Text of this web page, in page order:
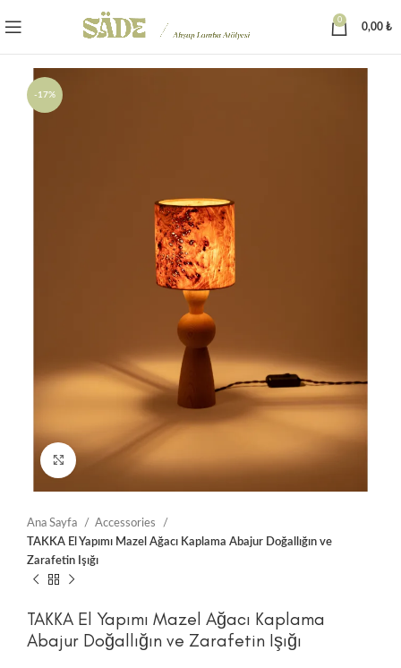
0
0,00 ₺
-17%
Ana Sayfa
Accessories
TAKKA El Yapımı Mazel Ağacı Kaplama Abajur Doğallığın ve
Zarafetin Işığı
TAKKA El Yapımı Mazel Ağacı Kaplama
Abajur Doğallığın ve Zarafetin Işığı